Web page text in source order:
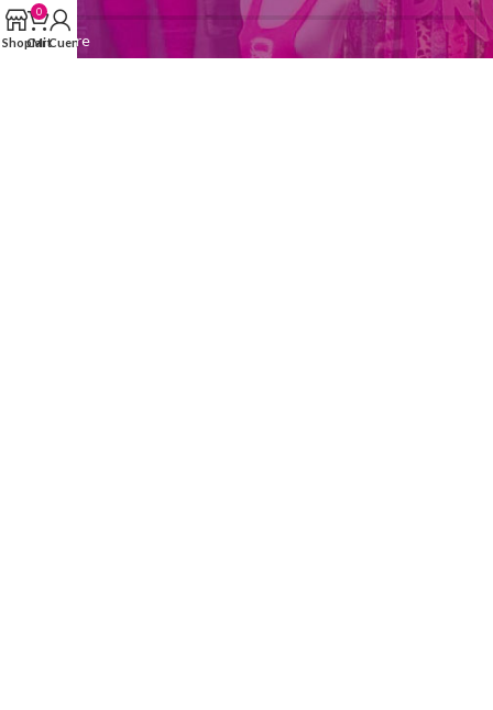
Shop
0
Cart
Mi Cuenta